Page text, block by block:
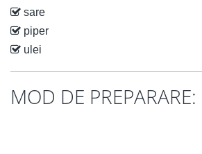
sare
piper
ulei
MOD DE PREPARARE: